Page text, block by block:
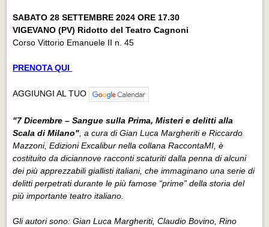
SABATO 28 SETTEMBRE 2024 ORE 17.30
VIGEVANO (PV) Ridotto del Teatro Cagnoni
Corso Vittorio Emanuele II n. 45
PRENOTA QUI
AGGIUNGI AL TUO
"7 Dicembre – Sangue sulla Prima, Misteri e delitti alla
Scala di Milano" , a cura di Gian Luca Margheriti e Riccardo
Mazzoni, Edizioni Excalibur nella collana RaccontaMI, è
costituito da diciannove racconti scaturiti dalla penna di alcuni
dei più apprezzabili giallisti italiani, che immaginano una serie di
delitti perpetrati durante le più famose “prime” della storia del
più importante teatro italiano.
Gli autori sono: Gian Luca Margheriti, Claudio Bovino, Rino